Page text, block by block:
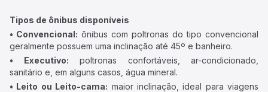
Tipos de ônibus disponíveis
• Convencional: ônibus com poltronas do tipo convencional
geralmente possuem uma inclinação até 45º e banheiro.
• Executivo: poltronas confortáveis, ar-condicionado,
sanitário e, em alguns casos, água mineral.
• Leito ou Leito-cama: maior inclinação, ideal para viagens